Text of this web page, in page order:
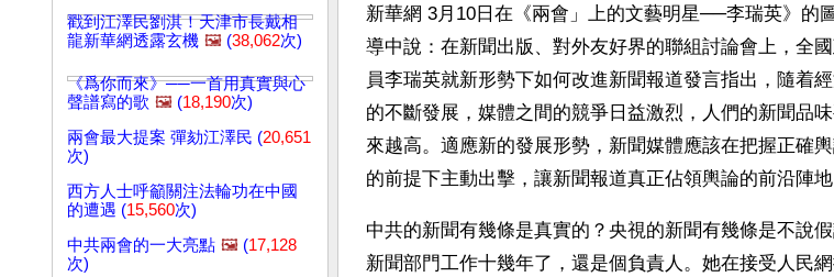
戳到江澤民劉淇！天津市長戴相
龍新華網透露玄機 🖼️ (38,062次)
《爲你而來》──一首用真實與心
聲譜寫的歌 🖼️ (18,190次)
兩會最大提案 彈劾江澤民 (20,651
次)
西方人士呼籲關注法輪功在中國
的遭遇 (15,560次)
中共兩會的一大亮點 🖼️ (17,128
次)
新華網 3月10日在《兩會」上的文藝明星──李瑞英》的
導中說：在新聞出版、對外友好界的聯組討論會上，全
員李瑞英就新形勢下如何改進新聞報道發言指出，隨着
的不斷發展，媒體之間的競爭日益激烈，人們的新聞品
來越高。適應新的發展形勢，新聞媒體應該在把握正確
的前提下主動出擊，讓新聞報道真正佔領輿論的前沿陣地
中共的新聞有幾條是真實的？央視的新聞有幾條是不說
新聞部門工作十幾年了，還是個負責人。她在接受人民